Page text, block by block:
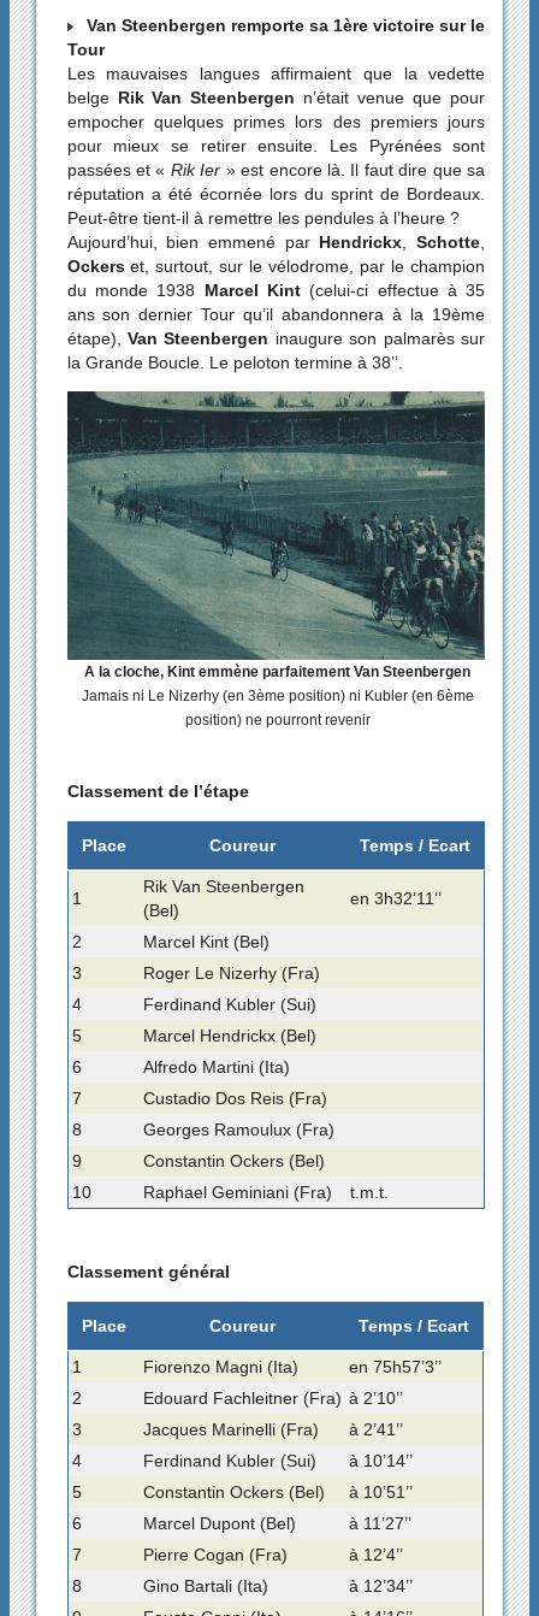
Van Steenbergen remporte sa 1ère victoire sur le
Tour
Les mauvaises langues affirmaient que la vedette
belge Rik Van Steenbergen n’était venue que pour
empocher quelques primes lors des premiers jours
pour mieux se retirer ensuite. Les Pyrénées sont
passées et « Rik Ier » est encore là. Il faut dire que sa
réputation a été écornée lors du sprint de Bordeaux.
Peut-être tient-il à remettre les pendules à l’heure ?
Aujourd’hui, bien emmené par Hendrickx ,Schotte
Ockerset, surtout, sur le vélodrome, par le champion
du monde 1938 Marcel Kint(celui-ci effectue à 35
ans son dernier Tour qu’il abandonnera à la 19ème
étape), Van Steenbergen inaugure son palmarès sur
la Grande Boucle. Le peloton termine à 38’’.
A la cloche, Kint emmène parfaitement Van Steenbergen
Jamais ni Le Nizerhy (en 3ème position) ni Kubler (en 6ème
position) ne pourront revenir
Classement de l’étape
Place Coureur Temps / Ecart
1
Rik Van Steenbergen
(Bel)
en 3h32’11’’
2
Marcel Kint (Bel)
3
Roger Le Nizerhy (Fra)
4
Ferdinand Kubler (Sui)
5
Marcel Hendrickx (Bel)
6
Alfredo Martini (Ita)
7
Custadio Dos Reis (Fra)
8
Georges Ramoulux (Fra)
9
Constantin Ockers (Bel)
10
Raphael Geminiani (Fra) t.m.t.
Classement général
Place Coureur Temps / Ecart
1 Fiorenzo Magni (Ita)
en 75h57’3’’
2
Edouard Fachleitner (Fra) à 2’10’’
3
Jacques Marinelli (Fra)
à 2’41’’
4
Ferdinand Kubler (Sui)
à 10’14’’
5
Constantin Ockers (Bel)
à 10’51’’
6
Marcel Dupont (Bel)
à 11’27’’
7
Pierre Cogan (Fra)
à 12’4’’
8
Gino Bartali (Ita)
à 12’34’’